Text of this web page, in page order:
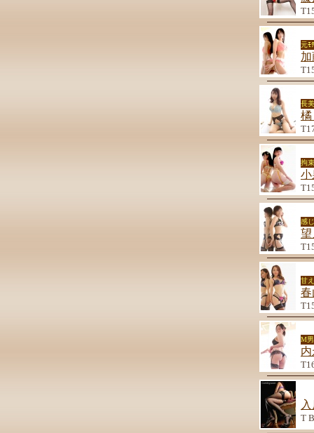
元ﾓ
長
橘
拘
小
感
望
甘
春
M
T